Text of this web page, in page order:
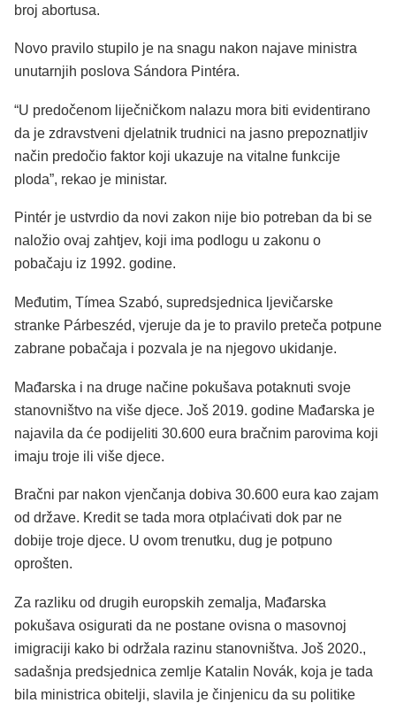
broj abortusa.
Novo pravilo stupilo je na snagu nakon najave ministra
unutarnjih poslova Sándora Pintéra.
“U predočenom liječničkom nalazu mora biti evidentirano
da je zdravstveni djelatnik trudnici na jasno prepoznatljiv
način predočio faktor koji ukazuje na vitalne funkcije
ploda”, rekao je ministar.
Pintér je ustvrdio da novi zakon nije bio potreban da bi se
naložio ovaj zahtjev, koji ima podlogu u zakonu o
pobačaju iz 1992. godine.
Međutim, Tímea Szabó, supredsjednica ljevičarske
stranke Párbeszéd, vjeruje da je to pravilo preteča potpune
zabrane pobačaja i pozvala je na njegovo ukidanje.
Mađarska i na druge načine pokušava potaknuti svoje
stanovništvo na više djece. Još 2019. godine Mađarska je
najavila da će podijeliti 30.600 eura bračnim parovima koji
imaju troje ili više djece.
Bračni par nakon vjenčanja dobiva 30.600 eura kao zajam
od države. Kredit se tada mora otplaćivati ​​dok par ne
dobije troje djece. U ovom trenutku, dug je potpuno
oprošten.
Za razliku od drugih europskih zemalja, Mađarska
pokušava osigurati da ne postane ovisna o masovnoj
imigraciji kako bi održala razinu stanovništva. Još 2020.,
sadašnja predsjednica zemlje Katalin Novák, koja je tada
bila ministrica obitelji, slavila je činjenicu da su politike